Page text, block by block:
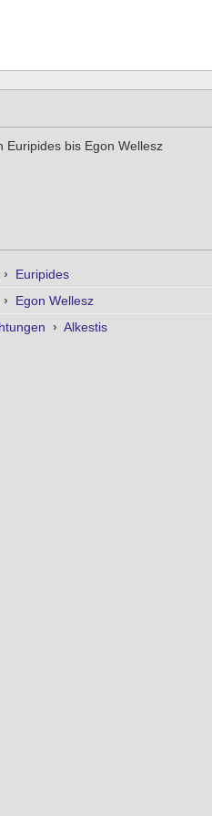
Euripides bis Egon Wellesz
›
Euripides
›
Egon Wellesz
› Alkestis